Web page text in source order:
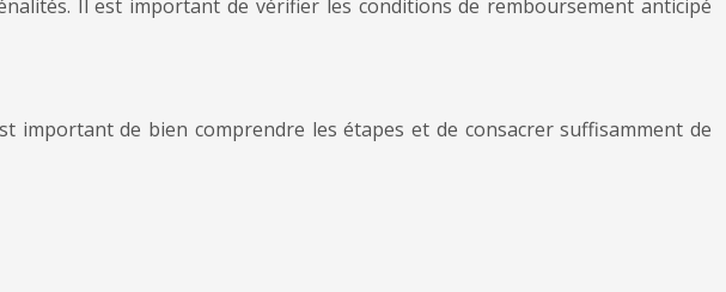
Il est important de vérifier les conditions de remboursement anticipé
important de bien comprendre les étapes et de consacrer suffisamment de